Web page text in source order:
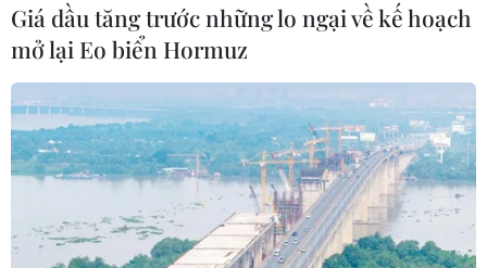
TIN CÙNG CHUYÊN MỤC
Tây Ban Nha triệt phá đường dây
buôn người xuyên Địa Trung Hải
07/08/2026 12:13
Hy Lạp tạm giam một thị trưởng tình
Giá dầu tăng trước những lo ngại về kế hoạch
mở lại Eo biển Hormuz